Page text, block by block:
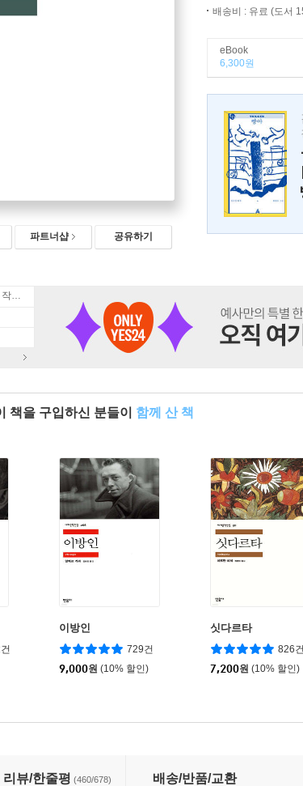
파트너샵 공유하기
배송비 : 유료 (도서
eBook
6,300원
뮤지컬 〈휴남동 서점〉X 황보름 작가 북토크
책을 구입하신 분들이 함께 산 책
이방인
729건
9,000원 (10% 할인)
싯다르타
826건
7,200원 (10% 할인)
리뷰/한줄평 (460/678) 배송/반품/교환